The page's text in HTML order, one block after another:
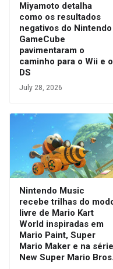
Miyamoto detalha
como os resultados
negativos do Nintendo
GameCube
pavimentaram o
caminho para o Wii e o
DS
July 28, 2026
Nintendo Music
recebe trilhas do
livre de Mario Kart
World inspiradas em
Mario Paint, Super
Mario Maker e na série
New Super Mario Bros.